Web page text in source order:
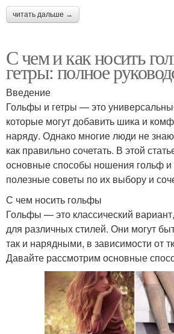
читать дальше →
С чем и как носить
гетры: полное
Введение
Гольфы и гетры — это
которые могут добавить шика и
наряду. Однако многие люди не
как правильно сочетать. В этой
основные способы ношения гольф и
полезные советы по их выбору и
С чем носить гольфы
Гольфы — это классический
для различных стилей. Они могут
так и нарядными, в зависимости от
Давайте рассмотрим основные